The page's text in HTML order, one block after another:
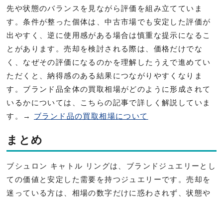
先や状態のバランスを見ながら評価を組み立てていま
す。条件が整った個体は、中古市場でも安定した評価が
出やすく、逆に使用感がある場合は慎重な提示になるこ
とがあります。売却を検討される際は、価格だけでな
く、なぜその評価になるのかを理解したうえで進めてい
ただくと、納得感のある結果につながりやすくなりま
す。ブランド品全体の買取相場がどのように形成されて
いるかについては、こちらの記事で詳しく解説していま
す。→ ブランド品の買取相場について
まとめ
ブシュロン キャトル リングは、ブランドジュエリーとし
ての価値と安定した需要を持つジュエリーです。売却を
迷っている方は、相場の数字だけに惑わされず、状態や